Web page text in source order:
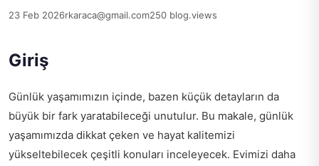
23 Feb 2026rkaraca@gmail.com250 blog.views
Giriş
Günlük yaşamımızın içinde, bazen küçük detayların da
büyük bir fark yaratabileceği unutulur. Bu makale, günlük
yaşamımızda dikkat çeken ve hayat kalitemizi
yükseltebilecek çeşitli konuları inceleyecek. Evimizi daha